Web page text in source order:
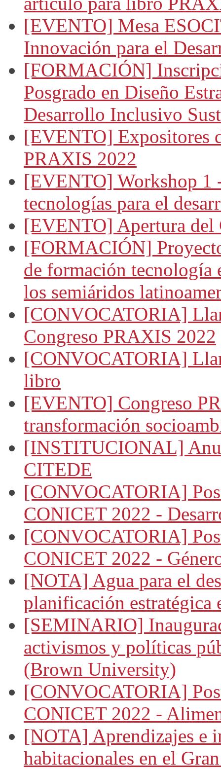
[EVENTO] Mesa
Innovación para el
[FORMACIÓN]
Posgrado en Diseño
Desarrollo Inclusivo
[EVENTO] Expositores
PRAXIS 2022
[EVENTO] Workshop 1
tecnologías para el
[EVENTO] Apertura del
[FORMACIÓN]
de formación tecnología
los semiáridos
[CONVOCATORIA]
Congreso PRAXIS 2022
[CONVOCATORIA]
libro
[EVENTO] Congreso
transformación
[INSTITUCIONAL]
CITEDE
[CONVOCATORIA]
CONICET 2022 -
[CONVOCATORIA]
CONICET 2022 -
[NOTA] Agua para el
planificación estratégica
[SEMINARIO]
activismos y políticas
(Brown University)
[CONVOCATORIA]
CONICET 2022 -
[NOTA] Aprendizajes e
habitacionales en el